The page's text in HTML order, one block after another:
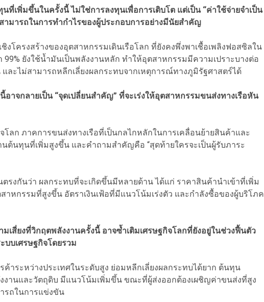
เพิ่มขึ้นในครั้งนี้ ไม่ใช่การลงทุนเพื่อการเติบโต แต่เป็น “ค่าใช้จ่ายจำเป็น
มารถในการทำกำไรของผู้ประกอบการอย่างมีนัยสำคัญ
งโครงสร้างของอุตสาหกรรมเดินเรือโลก ที่ยังคงพึ่งพาเชื้อเพลิงฟอสซิลใน
99% ยังใช้น้ำมันเป็นพลังงานหลัก ทำให้อุตสาหกรรมมีความเปราะบางต่อ
ละไม่สามารถหลีกเลี่ยงผลกระทบจากเหตุการณ์ทางภูมิรัฐศาสตร์ได้
อาจกลายเป็น “จุดเปลี่ยนสำคัญ” ที่จะเร่งให้อุตสาหกรรมขนส่งทางเรือหัน
ลก ภาคการขนส่งทางเรือที่เป็นกลไกหลักในการเคลื่อนย้ายสินค้าและ
ต้นทุนที่เพิ่มสูงขึ้น และคำถามสำคัญคือ “สุดท้ายใครจะเป็นผู้รับภาระ
รงกันว่า ผลกระทบที่จะเกิดขึ้นมีหลายด้าน ได้แก่ ราคาสินค้านำเข้าที่เพิ่ม
หกรรมที่สูงขึ้น อัตราเงินเฟ้อที่มีแนวโน้มเร่งตัว และกำลังซื้อของผู้บริโภค
เสี่ยงที่วิกฤตพลังงานครั้งนี้ อาจซ้ำเติมเศรษฐกิจโลกที่ยังอยู่ในช่วงฟื้นตัว
บบเศรษฐกิจโดยรวม
ค้าระหว่างประเทศในระดับสูง ย่อมหลีกเลี่ยงผลกระทบได้ยาก ต้นทุน
งานและวัตถุดิบ มีแนวโน้มเพิ่มขึ้น ขณะที่ผู้ส่งออกต้องเผชิญค่าขนส่งที่สูง
รถในการแข่งขัน